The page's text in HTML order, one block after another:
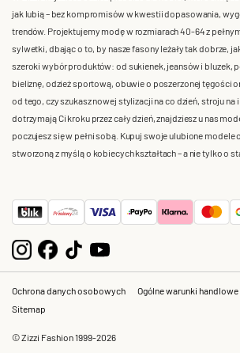
jak lubią – bez kompromisów w kwestii dopasowania,
trendów. Projektujemy modę w rozmiarach 40-64 z
sylwetki, dbając o to, by nasze fasony leżały tak dobrze,
szeroki wybór produktów: od sukienek, jeansów i bluzek,
bieliznę, odzież sportową, obuwie o poszerzonej tęgości
od tego, czy szukasz nowej stylizacji na co dzień, stroju na
dotrzymają Ci kroku przez cały dzień, znajdziesz u nas
poczujesz się w pełni sobą. Kupuj swoje ulubione modele
stworzoną z myślą o kobiecych kształtach – a nie tylko o
Ochrona danych osobowych Ogólne warunki handlowe
Sitemap
© Zizzi Fashion 1999-2026